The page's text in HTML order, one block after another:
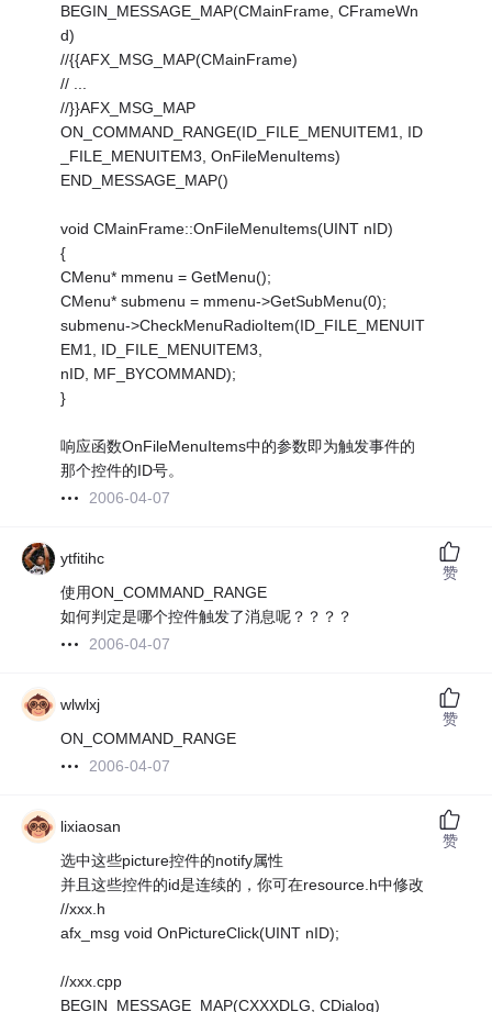
BEGIN_MESSAGE_MAP(CMainFrame, CFrameWn
d)
//{{AFX_MSG_MAP(CMainFrame)
// ...
//}}AFX_MSG_MAP
ON_COMMAND_RANGE(ID_FILE_MENUITEM1, ID
_FILE_MENUITEM3, OnFileMenuItems)
END_MESSAGE_MAP()
void CMainFrame::OnFileMenuItems(UINT nID)
{
CMenu* mmenu = GetMenu();
CMenu* submenu = mmenu->GetSubMenu(0);
submenu->CheckMenuRadioItem(ID_FILE_MENUIT
EM1, ID_FILE_MENUITEM3,
nID, MF_BYCOMMAND);
}
响应函数OnFileMenuItems中的参数即为触发事件的
那个控件的ID号。
2006-04-07
ytfitihc
使用ON_COMMAND_RANGE
如何判定是哪个控件触发了消息呢？？？？
2006-04-07
赞
wlwlxj
ON_COMMAND_RANGE
2006-04-07
赞
lixiaosan
选中这些picture控件的notify属性
并且这些控件的id是连续的，你可在resource.h中修改
//xxx.h
afx_msg void OnPictureClick(UINT nID);
//xxx.cpp
BEGIN_MESSAGE_MAP(CXXXDLG, CDialog)
赞